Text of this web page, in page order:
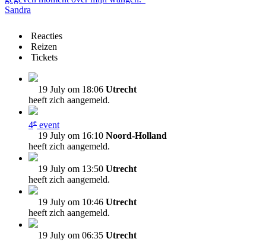
Sandra
Reacties
Reizen
Tickets
19 July om 18:06 Utrecht
heeft zich aangemeld.
4e event
19 July om 16:10 Noord-Holland
heeft zich aangemeld.
19 July om 13:50 Utrecht
heeft zich aangemeld.
19 July om 10:46 Utrecht
heeft zich aangemeld.
19 July om 06:35 Utrecht